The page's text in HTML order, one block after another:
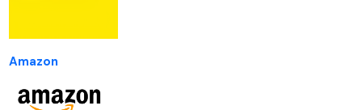
Amazon